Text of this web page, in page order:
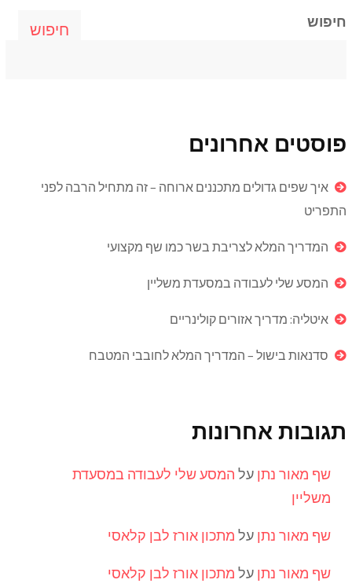
חיפוש חיפוש
פוסטים אחרונים
איך שפים גדולים מתכננים ארוחה – זה מתחיל הרבה לפני
התפריט
המדריך המלא לצריבת בשר כמו שף מקצועי
המסע שלי לעבודה במסעדת משליין
איטליה: מדריך אזורים קולינריים
סדנאות בישול – המדריך המלא לחובבי המטבח
תגובות אחרונות
שף מאור נתן על המסע שלי לעבודה במסעדת
משליין
שף מאור נתן על מתכון אורז לבן קלאסי
שף מאור נתן על מתכון אורז לבן קלאסי